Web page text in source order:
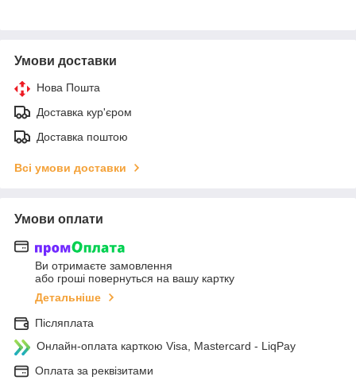
Умови доставки
Нова Пошта
Доставка кур'єром
Доставка поштою
Всі умови доставки
Умови оплати
Ви отримаєте замовлення
або гроші повернуться на вашу картку
Детальніше
Післяплата
Онлайн-оплата карткою Visa, Mastercard - LiqPay
Оплата за реквізитами